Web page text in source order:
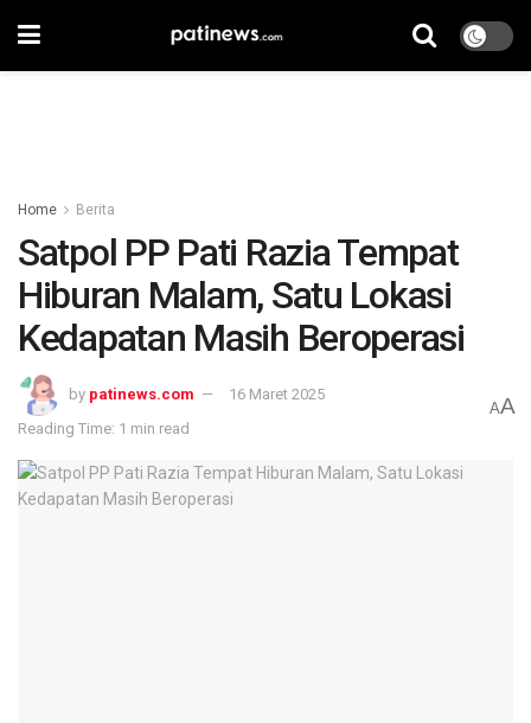
Home Berita
Satpol PP Pati Razia Tempat
Hiburan Malam, Satu Lokasi
Kedapatan Masih Beroperasi
by patinews.com
16 Maret 2025
Reading Time: 1 min read
AA